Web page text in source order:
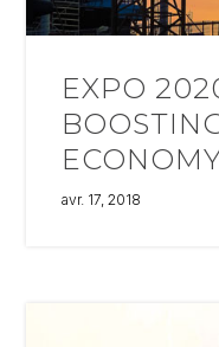
EXPO
avr. 17, 2018